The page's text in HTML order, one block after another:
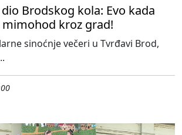
Brodskog kola: Evo kada
mimohod kroz grad!
sinoćnje večeri u Tvrđavi Brod,